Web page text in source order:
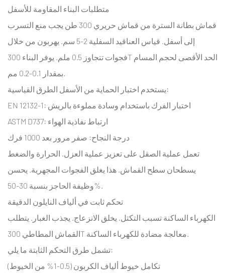
الحجمي
لطلبات
استراتيجيات
تحسين
تكلفة
OEM/ODM
7
كيفية
تقييم
موردي
أقمشة
حريري
7.1
تقييم
التقنية
7.2
مزايا
متطلبات البناء المقاومة للأسفل
قماش بطانة السترة من قماش حريري 300 طن
يجب منع التسرب
إلى أسفل. قياس العناقيد السفلية 2-5 سم. يهربون من خلال
فجوات تتجاوز 0.5 ملم. يوفر البناء 300T الحد الأقصى لحجم المسام
بمقدار 0.1-0.2 مم.
يستخدم اختبار الحماية من الأسفل الطرق القياسية:
EN 12132-1: اختبار الفرك باستخدام وسادة مملوءة بالريش
ASTM D737: ارتباط نفاذية الهواء
درجة النجاح: صفر مرور بعد 1000 فرك
تعمل عملية الصقل على تعزيز عملية العزل. الحرارة والضغط
يسطحان سطح القماش. هذا يغلق الفجوات المجهرية. يحسن
وظيفة الحاجز بنسبة 30-50%.
تحكم ثابت في ألياف النايلون الدقيقة
الكهرباء الساكنة تسبب التكتل. يخلق الانزعاج. يجذب الغبار. يتطلب
القماش المطاطي 300T معالجة مضادة للكهرباء الساكنة.
تشمل طرق التحكم الثابتة ما يلي:
تكامل خيوط ألياف الكربون (0.5-1% من الخيوط)